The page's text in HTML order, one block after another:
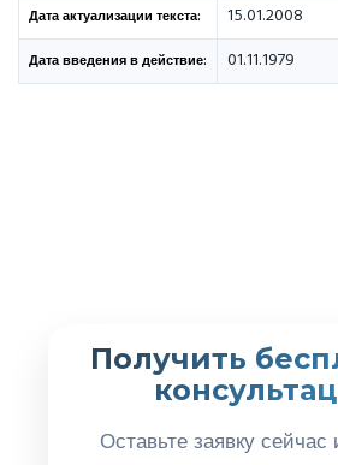
Дата актуализации текста: 15.01.2008
Дата введения в действие: 01.11.1979
Получить
Оставьте заявку сейчас